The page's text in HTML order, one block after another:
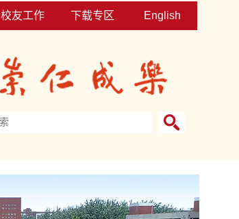
校友工作 下载专区 English